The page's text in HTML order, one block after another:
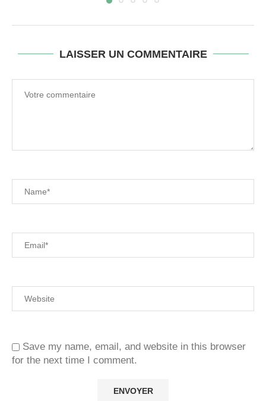
LAISSER UN COMMENTAIRE
Save my name, email, and website in this browser
for the next time I comment.